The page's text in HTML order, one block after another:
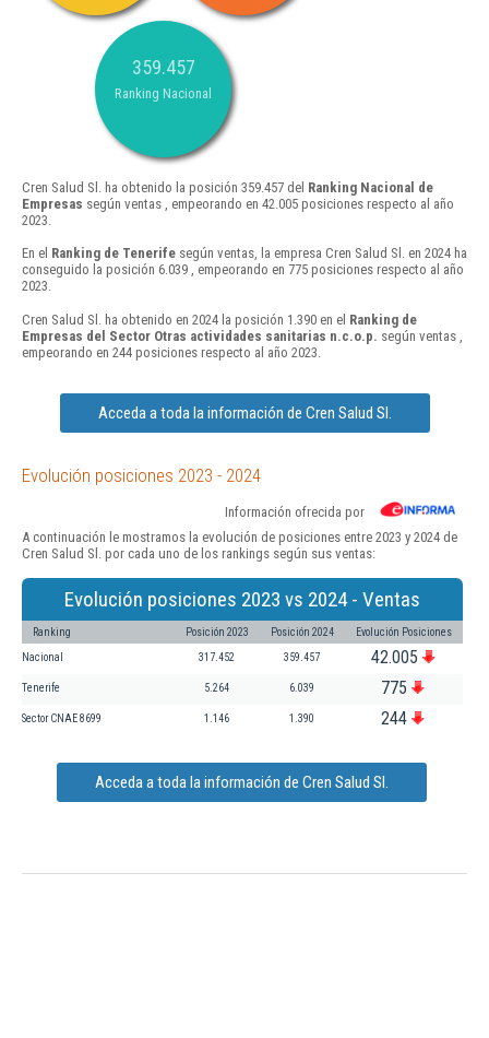
359.457
Ranking Nacional
Cren Salud Sl. ha obtenido la posición 359.457 del Ranking Nacional de
Empresas según ventas , empeorando en 42.005 posiciones respecto al año
2023.
En el Ranking de Tenerife según ventas, la empresa Cren Salud Sl. en 2024 ha
conseguido la posición 6.039 , empeorando en 775 posiciones respecto al año
2023.
Cren Salud Sl. ha obtenido en 2024 la posición 1.390 en el Ranking de
Empresas del Sector Otras actividades sanitarias n.c.o.p. según ventas ,
empeorando en 244 posiciones respecto al año 2023.
Acceda a toda la información de Cren Salud Sl.
Evolución posiciones 2023 - 2024
Información ofrecida por
A continuación le mostramos la evolución de posiciones entre 2023 y 2024 de
Cren Salud Sl. por cada uno de los rankings según sus ventas:
Evolución posiciones 2023 vs 2024 - Ventas
Ranking Posición 2023 Posición 2024 Evolución Posiciones
Nacional 317.452 359.457 42.005
Tenerife 5.264 6.039 775
Sector CNAE 8699 1.146 1.390 244
Acceda a toda la información de Cren Salud Sl.